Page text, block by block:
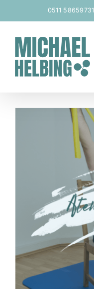
Inhalt
springen
0511 58659731